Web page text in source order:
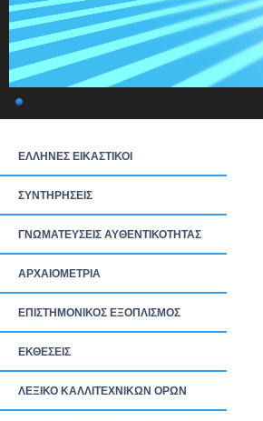
ΕΛΛΗΝΕΣ ΕΙΚΑΣΤΙΚΟΙ
ΣΥΝΤΗΡΗΣΕΙΣ
ΓΝΩΜΑΤΕΥΣΕΙΣ ΑΥΘΕΝΤΙΚΟΤΗΤΑΣ
ΑΡΧΑΙΟΜΕΤΡΙΑ
ΕΠΙΣΤΗΜΟΝΙΚΟΣ ΕΞΟΠΛΙΣΜΟΣ
ΕΚΘΕΣΕΙΣ
ΛΕΞΙΚΟ ΚΑΛΛΙΤΕΧΝΙΚΩΝ ΟΡΩΝ